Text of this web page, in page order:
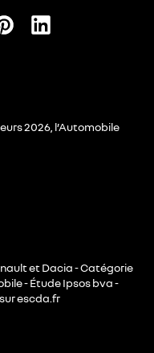
2026, l’Automobile
et Dacia - Catégorie
- Étude Ipsos bva -
sur escda.fr